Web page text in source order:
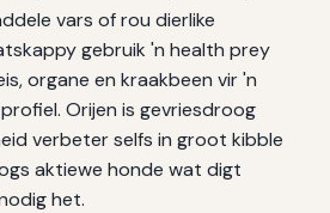
vars of rou dierlike
gebruik 'n health prey
organe en kraakbeen vir 'n
Orijen is gevriesdroog
verbeter selfs in groot kibble
aktiewe honde wat digt
het.